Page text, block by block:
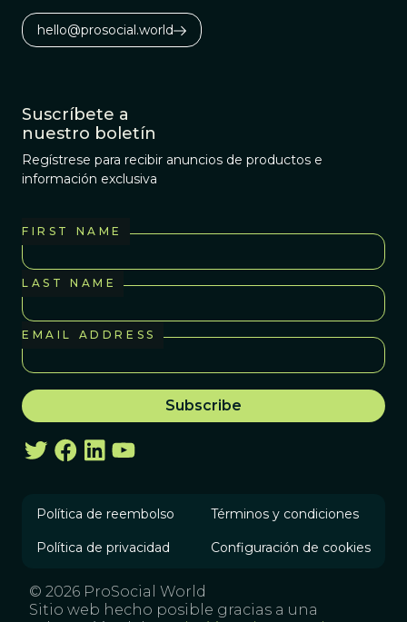
hello@prosocial.world
Suscríbete a
nuestro boletín
Regístrese para recibir anuncios de productos e
información exclusiva
FIRST NAME
LAST NAME
EMAIL ADDRESS
Política de reembolso Términos y condiciones
Política de privacidad Configuración de cookies
© 2026 ProSocial World
Sitio web hecho posible gracias a una